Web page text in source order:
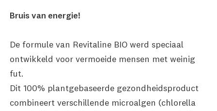
Bruis van energie!
De formule van Revitaline BIO werd speciaal
ontwikkeld voor vermoeide mensen met weinig
fut.
Dit 100% plantgebaseerde gezondheidsproduct
combineert verschillende microalgen (chlorella